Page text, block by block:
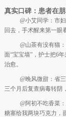
真实口碑：患者在
@小艾同学：市
回去，手术醒来第一眼
@山茶有没有猫
面“宝宝墙”，护士把6
治愈。
@晚风微甜：省
三个月后复查病毒转阴
@阿初不吃香菜
糖塞给我两块巧克力，